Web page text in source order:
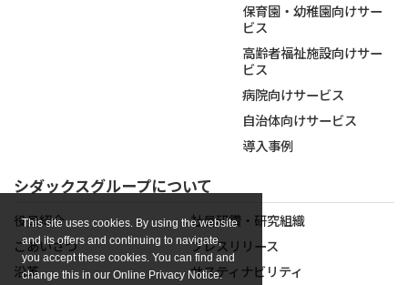
This site uses cookies. By using the website
and its offers and continuing to navigate,
you accept these cookies. You can find and
change this in our Online Privacy Notice.
保育園・幼稚園向けサー
ビス
高齢者福祉施設向けサー
ビス
病院向けサービス
自治体向けサービス
導入事例
シダックスグループについて
役員紹介
ごあいさつ
沿革
社員研鑽・研究組織
プレスリリース
サスティナビリティ